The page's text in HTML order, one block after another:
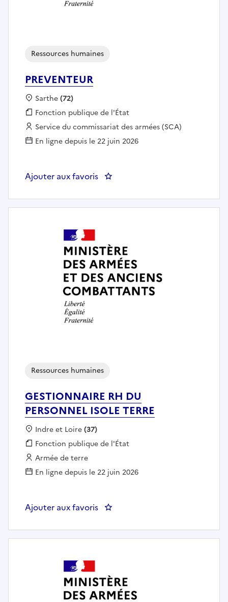
PREVENTEUR
Ressources humaines
Localisation :
Sarthe(72)
Fonction publique :
Fonction publique de l'État
Employeur :
Service du commissariat des armées (SCA)
En ligne depuis le 22 juin 2026
Ajouter aux favoris : PREVENTEUR
GESTIONNAIRE RH DU
PERSONNEL ISOLE TERRE
Ressources humaines
Localisation :
Indre et Loire(37)
Fonction publique :
Fonction publique de l'État
Employeur :
Armée de terre
En ligne depuis le 22 juin 2026
Ajouter aux favoris : GESTIONNAIRE RH DU